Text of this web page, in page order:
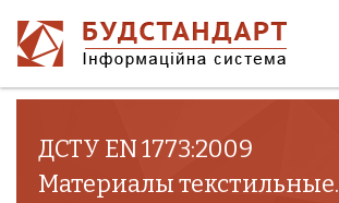
ДСТУ EN 1773:2009
Материалы текстильные.